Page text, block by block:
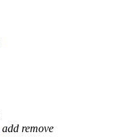
add remove